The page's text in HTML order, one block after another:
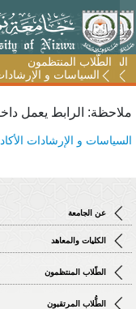
الطّلاب المنتظمون
السياسات و الإرشادات
الطّلاب المنتظمون
السياسات و الإرشادات
الرابط يعمل
و الإرشادات
عن الجامعة
الكليات والمعاهد
الطّلاب المنتظمون
الطُّلاب المرتقبون